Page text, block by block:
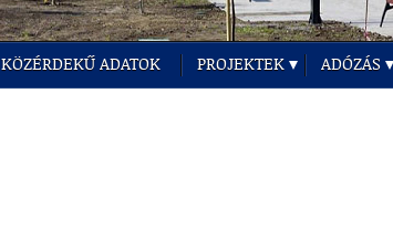
KÖZÉRDEKŰ ADATOK PROJEKTEK ADÓZÁS